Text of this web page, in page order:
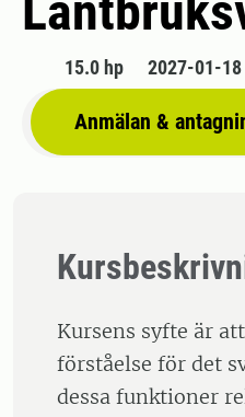
15.0 hp 2027-01-
Anmälan &
Kursens syfte är
förståelse för det
dessa funktioner